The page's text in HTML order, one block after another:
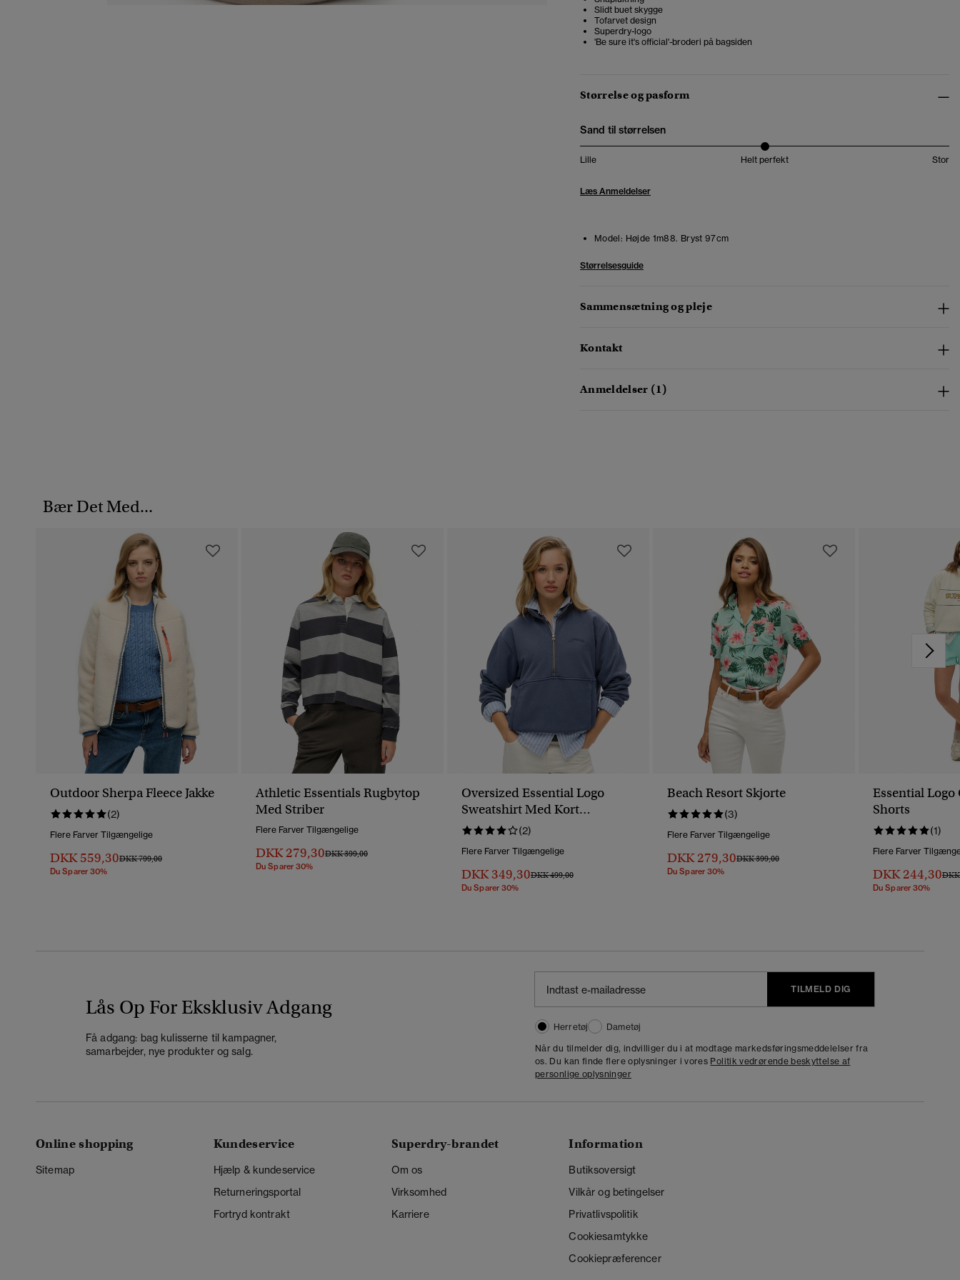
Slidt buet skygge
Tofarvet design
Superdry-logo
'Be sure it's official'-broderi på bagsiden
Størrelse og pasform
Sand til størrelsen
Lille Helt perfekt Stor
Læs Anmeldelser
Model: Højde 1m88. Bryst 97cm
Størrelsesguide
Sammensætning og pleje
Kontakt
Anmeldelser (1)
Bær Det Med...
Outdoor Sherpa Fleece Jakke
(2)
Flere Farver Tilgængelige
DKK 559,30Pris Nedsat Fra
DKK 799,00Til
Du Sparer 30%
Athletic Essentials Rugbytop
Med Striber
Flere Farver Tilgængelige
DKK 279,30Pris Nedsat Fra
DKK 399,00Til
Du Sparer 30%
Oversized Essential Logo
Sweatshirt Med Kort
Lynlåslukning
(2)
Flere Farver Tilgængelige
DKK 349,30Pris Nedsat Fra
DKK 499,00Til
Du Sparer 30%
Beach Resort Skjorte
(3)
Flere Farver Tilgængelige
DKK 279,30Pris Nedsat Fra
DKK 399,00Til
Du Sparer 30%
Essential
Shorts
(1)
Flere Farver
DKK 244,30Pris
Du Sparer 30%
Lås Op For Eksklusiv Adgang
Få adgang: bag kulisserne til kampagner,
samarbejder, nye produkter og salg.
TILMELD DIG
Herretøj
Dametøj
Når du tilmelder dig, indvilliger du i at modtage markedsføringsmeddelelser fra
os. Du kan finde flere oplysninger i vores Politik vedrørende beskyttelse af
personlige oplysninger
Online shopping
Sitemap
Kundeservice
Hjælp & kundeservice
Returneringsportal
Fortryd kontrakt
Superdry-brandet
Om os
Virksomhed
Karriere
Information
Butiksoversigt
Vilkår og betingelser
Privatlivspolitik
Cookiesamtykke
Cookiepræferencer